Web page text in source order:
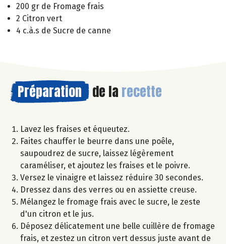
200 gr de Fromage frais
2 Citron vert
4 c.à.s de Sucre de canne
Préparation de la recette
Lavez les fraises et équeutez.
Faites chauffer le beurre dans une poêle,
saupoudrez de sucre, laissez légèrement
caraméliser, et ajoutez les fraises et le poivre.
Versez le vinaigre et laissez réduire 30 secondes.
Dressez dans des verres ou en assiette creuse.
Mélangez le fromage frais avec le sucre, le zeste
d'un citron et le jus.
Déposez délicatement une belle cuillère de fromage
frais, et zestez un citron vert dessus juste avant de